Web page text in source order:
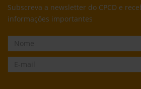
Subscreva a newsletter do CPCD e
informações importantes